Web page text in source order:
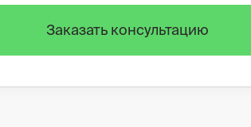
Заказать консультацию